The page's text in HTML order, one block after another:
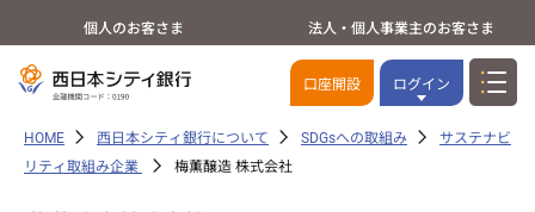
個人のお客さま 法人・個人事業主のお客さま
口座開設 ログイン
HOME 西日本シティ銀行について SDGsへの取組み
サステナビ
リティ取組み企業
梅薫醸造 株式会社